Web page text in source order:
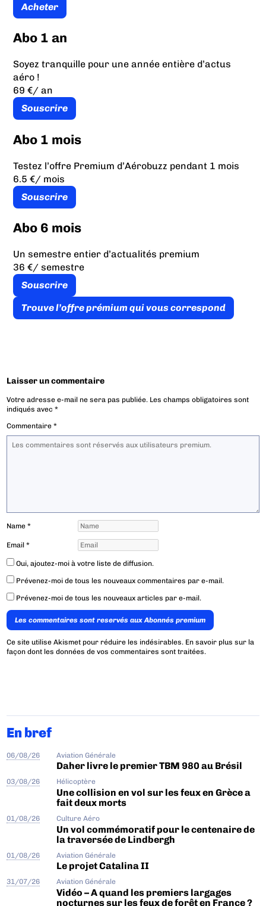
Acheter
Abo 1 an
Soyez tranquille pour une année entière d’actus
aéro !
69 €/ an
Souscrire
Abo 1 mois
Testez l’offre Premium d’Aérobuzz pendant 1 mois
6.5 €/ mois
Souscrire
Abo 6 mois
Un semestre entier d’actualités premium
36 €/ semestre
Souscrire
Trouve l’offre prémium qui vous correspond
Laisser un commentaire
Votre adresse e-mail ne sera pas publiée. Les champs obligatoires sont
indiqués avec*
Commentaire*
Name*
Email*
Oui, ajoutez-moi à votre liste de diffusion.
Prévenez-moi de tous les nouveaux commentaires par e-mail.
Prévenez-moi de tous les nouveaux articles par e-mail.
Les commentaires sont reservés aux Abonnés premium
Ce site utilise Akismet pour réduire les indésirables. En savoir plus sur la
façon dont les données de vos commentaires sont traitées.
En bref
06/08/26 Aviation Générale
Daher livre le premier TBM 980 au Brésil
03/08/26 Hélicoptère
Une collision en vol sur les feux en Grèce a
fait deux morts
01/08/26 Culture Aéro
Un vol commémoratif pour le centenaire de
la traversée de Lindbergh
01/08/26 Aviation Générale
Le projet Catalina II
31/07/26 Aviation Générale
Vidéo – A quand les premiers largages
nocturnes sur les feux de forêt en France ?